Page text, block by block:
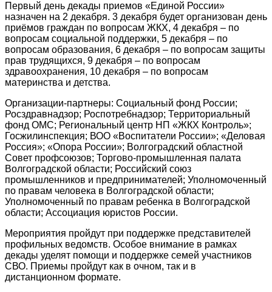
Первый день декады приемов «Единой России»
назначен на 2 декабря. 3 декабря будет организован день
приёмов граждан по вопросам ЖКХ, 4 декабря – по
вопросам социальной поддержки, 5 декабря – по
вопросам образования, 6 декабря – по вопросам защиты
прав трудящихся, 9 декабря – по вопросам
здравоохранения, 10 декабря – по вопросам
материнства и детства.
Организации-партнеры: Социальный фонд России;
Росздравнадзор; Роспотребнадзор; Территориальный
фонд ОМС; Региональный центр НП «ЖКХ Контроль»;
Госжилинспекция; ВОО «Воспитатели России»; «Деловая
Россия»; «Опора России»; Волгоградский областной
Совет профсоюзов; Торгово-промышленная палата
Волгоградской области; Российский союз
промышленников и предпринимателей; Уполномоченный
по правам человека в Волгоградской области;
Уполномоченный по правам ребенка в Волгоградской
области; Ассоциация юристов России.
Мероприятия пройдут при поддержке представителей
профильных ведомств. Особое внимание в рамках
декады уделят помощи и поддержке семей участников
СВО. Приемы пройдут как в очном, так и в
дистанционном формате.